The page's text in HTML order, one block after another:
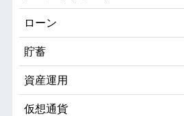
ローン
貯蓄
資産運用
仮想通貨